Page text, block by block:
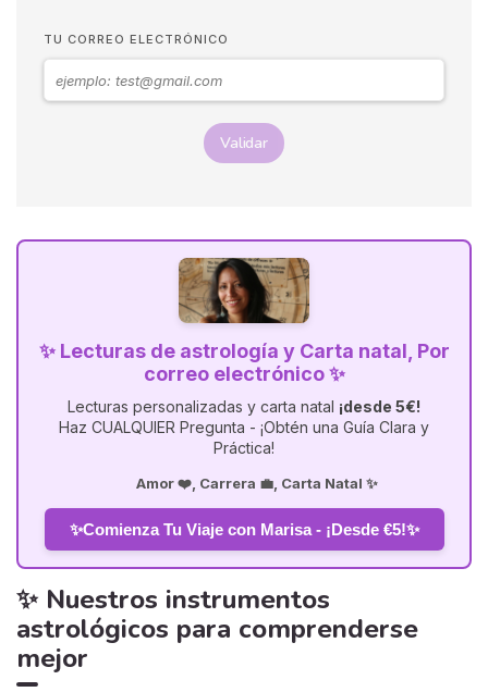
TU CORREO ELECTRÓNICO
Validar
✨ Lecturas de astrología y Carta natal, Por
correo electrónico ✨
Lecturas personalizadas y carta natal ¡desde 5€!
Haz CUALQUIER Pregunta - ¡Obtén una Guía Clara y
Práctica!
Amor ❤️, Carrera 💼, Carta Natal ✨
✨Comienza Tu Viaje con Marisa - ¡Desde €5!✨
✨ Nuestros instrumentos
astrológicos para comprenderse
mejor